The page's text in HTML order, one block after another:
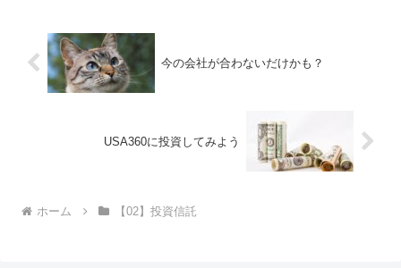
今の会社が合わないだけかも？
USA360に投資してみよう
ホーム 【02】投資信託